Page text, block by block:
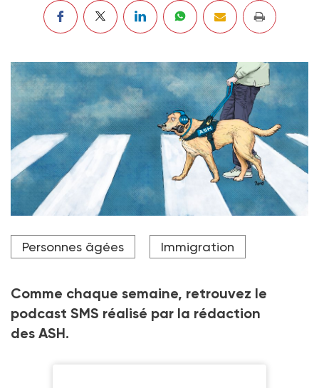
Personnes âgées Immigration
Comme chaque semaine, retrouvez le
podcast SMS réalisé par la rédaction
des ASH.